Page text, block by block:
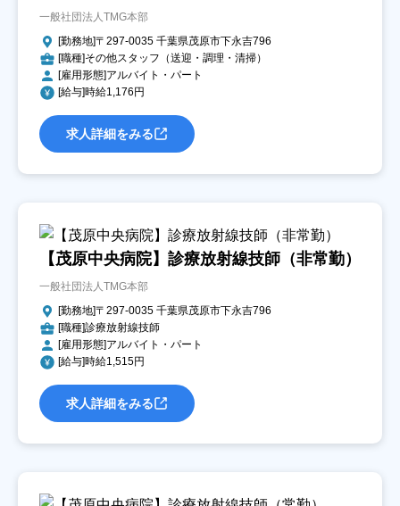
一般社団法人TMG本部
[勤務地]〒297-0035 千葉県茂原市下永吉796
[職種]その他スタッフ（送迎・調理・清掃）
[雇用形態]アルバイト・パート
[給与]時給1,176円
求人詳細をみる
【茂原中央病院】診療放射線技師（非常勤）
一般社団法人TMG本部
[勤務地]〒297-0035 千葉県茂原市下永吉796
[職種]診療放射線技師
[雇用形態]アルバイト・パート
[給与]時給1,515円
求人詳細をみる